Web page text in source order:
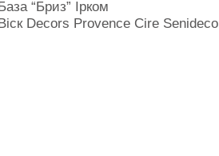
“Бриз” Ірком
Decors Provence Cire Senideco